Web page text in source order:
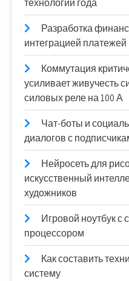
технологии года
Разработка
интеграцией платежей
Коммутация
усиливает живучесть
силовых реле на 100 А
Чат-боты и
диалогов с
Нейросеть для
искусственный
художников
Игровой ноутбук
процессором
Как составить
систему